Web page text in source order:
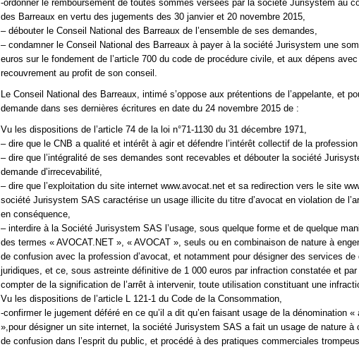
-ordonner le remboursement de toutes sommes versées par la société Jurisystem au
des Barreaux en vertu des jugements des 30 janvier et 20 novembre 2015,
– débouter le Conseil National des Barreaux de l’ensemble de ses demandes,
– condamner le Conseil National des Barreaux à payer à la société Jurisystem une
euros sur le fondement de l’article 700 du code de procédure civile, et aux dépens
recouvrement au profit de son conseil.
Le Conseil National des Barreaux, intimé s’oppose aux prétentions de l’appelante, et
demande dans ses dernières écritures en date du 24 novembre 2015 de :
Vu les dispositions de l’article 74 de la loi n°71-1130 du 31 décembre 1971,
– dire que le CNB a qualité et intérêt à agir et défendre l’intérêt collectif de la profession
– dire que l’intégralité de ses demandes sont recevables et débouter la société
demande d’irrecevabilité,
– dire que l’exploitation du site internet www.avocat.net et sa redirection vers le site
société Jurisystem SAS caractérise un usage illicite du titre d’avocat en violation de
en conséquence,
– interdire à la Société Jurisystem SAS l’usage, sous quelque forme et de quelque
des termes « AVOCAT.NET », « AVOCAT », seuls ou en combinaison de nature à
de confusion avec la profession d’avocat, et notamment pour désigner des services de
juridiques, et ce, sous astreinte définitive de 1 000 euros par infraction constatée et par
compter de la signification de l’arrêt à intervenir, toute utilisation constituant une
Vu les dispositions de l’article L 121-1 du Code de la Consommation,
-confirmer le jugement déféré en ce qu’il a dit qu’en faisant usage de la dénomination «
»,pour désigner un site internet, la société Jurisystem SAS a fait un usage de nature à
de confusion dans l’esprit du public, et procédé à des pratiques commerciales